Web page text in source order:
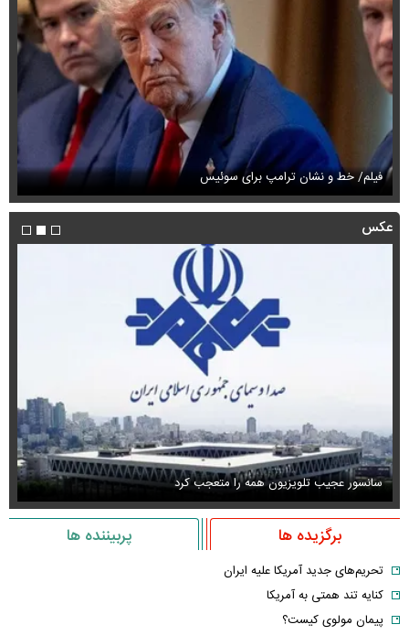
فیلم/ خط و نشان ترامپ برای سوئیس
عکس
سانسور عجیب تلویزیون همه را متعجب کرد
برگزیده ها پربیننده ها
تحریم‌های جدید آمریکا علیه ایران
کنایه تند همتی به آمریکا
پیمان مولوی کیست؟